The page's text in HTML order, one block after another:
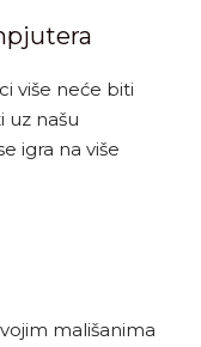
više neće biti
uz našu
igra na više
mališanima